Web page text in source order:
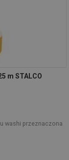
m STALCO
washi przeznaczona